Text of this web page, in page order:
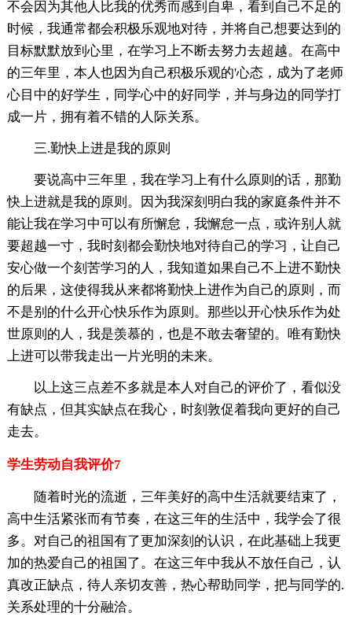
不会因为其他人比我的优秀而感到自卑，看到自己不足的
时候，我通常都会积极乐观地对待，并将自己想要达到的
目标默默放到心里，在学习上不断去努力去超越。在高中
的三年里，本人也因为自己积极乐观的'心态，成为了老师
心目中的好学生，同学心中的好同学，并与身边的同学打
成一片，拥有着不错的人际关系。
三.勤快上进是我的原则
要说高中三年里，我在学习上有什么原则的话，那勤
快上进就是我的原则。因为我深刻明白我的家庭条件并不
能让我在学习中可以有所懈怠，我懈怠一点，或许别人就
要超越一寸，我时刻都会勤快地对待自己的学习，让自己
安心做一个刻苦学习的人，我知道如果自己不上进不勤快
的后果，这使得我从来都将勤快上进作为自己的原则，而
不是别的什么开心快乐作为原则。那些以开心快乐作为处
世原则的人，我是羡慕的，也是不敢去奢望的。唯有勤快
上进可以带我走出一片光明的未来。
以上这三点差不多就是本人对自己的评价了，看似没
有缺点，但其实缺点在我心，时刻敦促着我向更好的自己
走去。
学生劳动自我评价7
随着时光的流逝，三年美好的高中生活就要结束了，
高中生活紧张而有节奏，在这三年的生活中，我学会了很
多。对自己的祖国有了更加深刻的认识，在此基础上我更
加的热爱自己的祖国了。在这三年中我从不放任自己，认
真改正缺点，待人亲切友善，热心帮助同学，把与同学的.
关系处理的十分融洽。